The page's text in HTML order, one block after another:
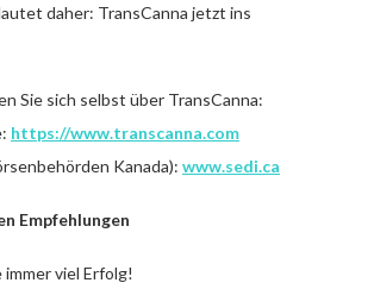
daher: TransCanna jetzt ins
Sie sich selbst über TransCanna:
https://www.transcanna.com
Kanada): www.sedi.ca
Empfehlungen
viel Erfolg!